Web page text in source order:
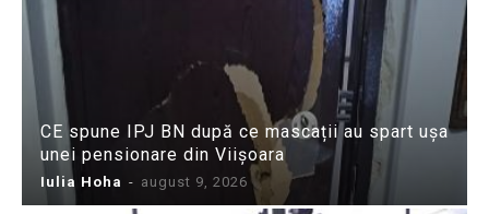
CE spune IPJ BN după ce mascații au spart ușa
unei pensionare din Viișoara
Iulia Hoha - august 9, 2026